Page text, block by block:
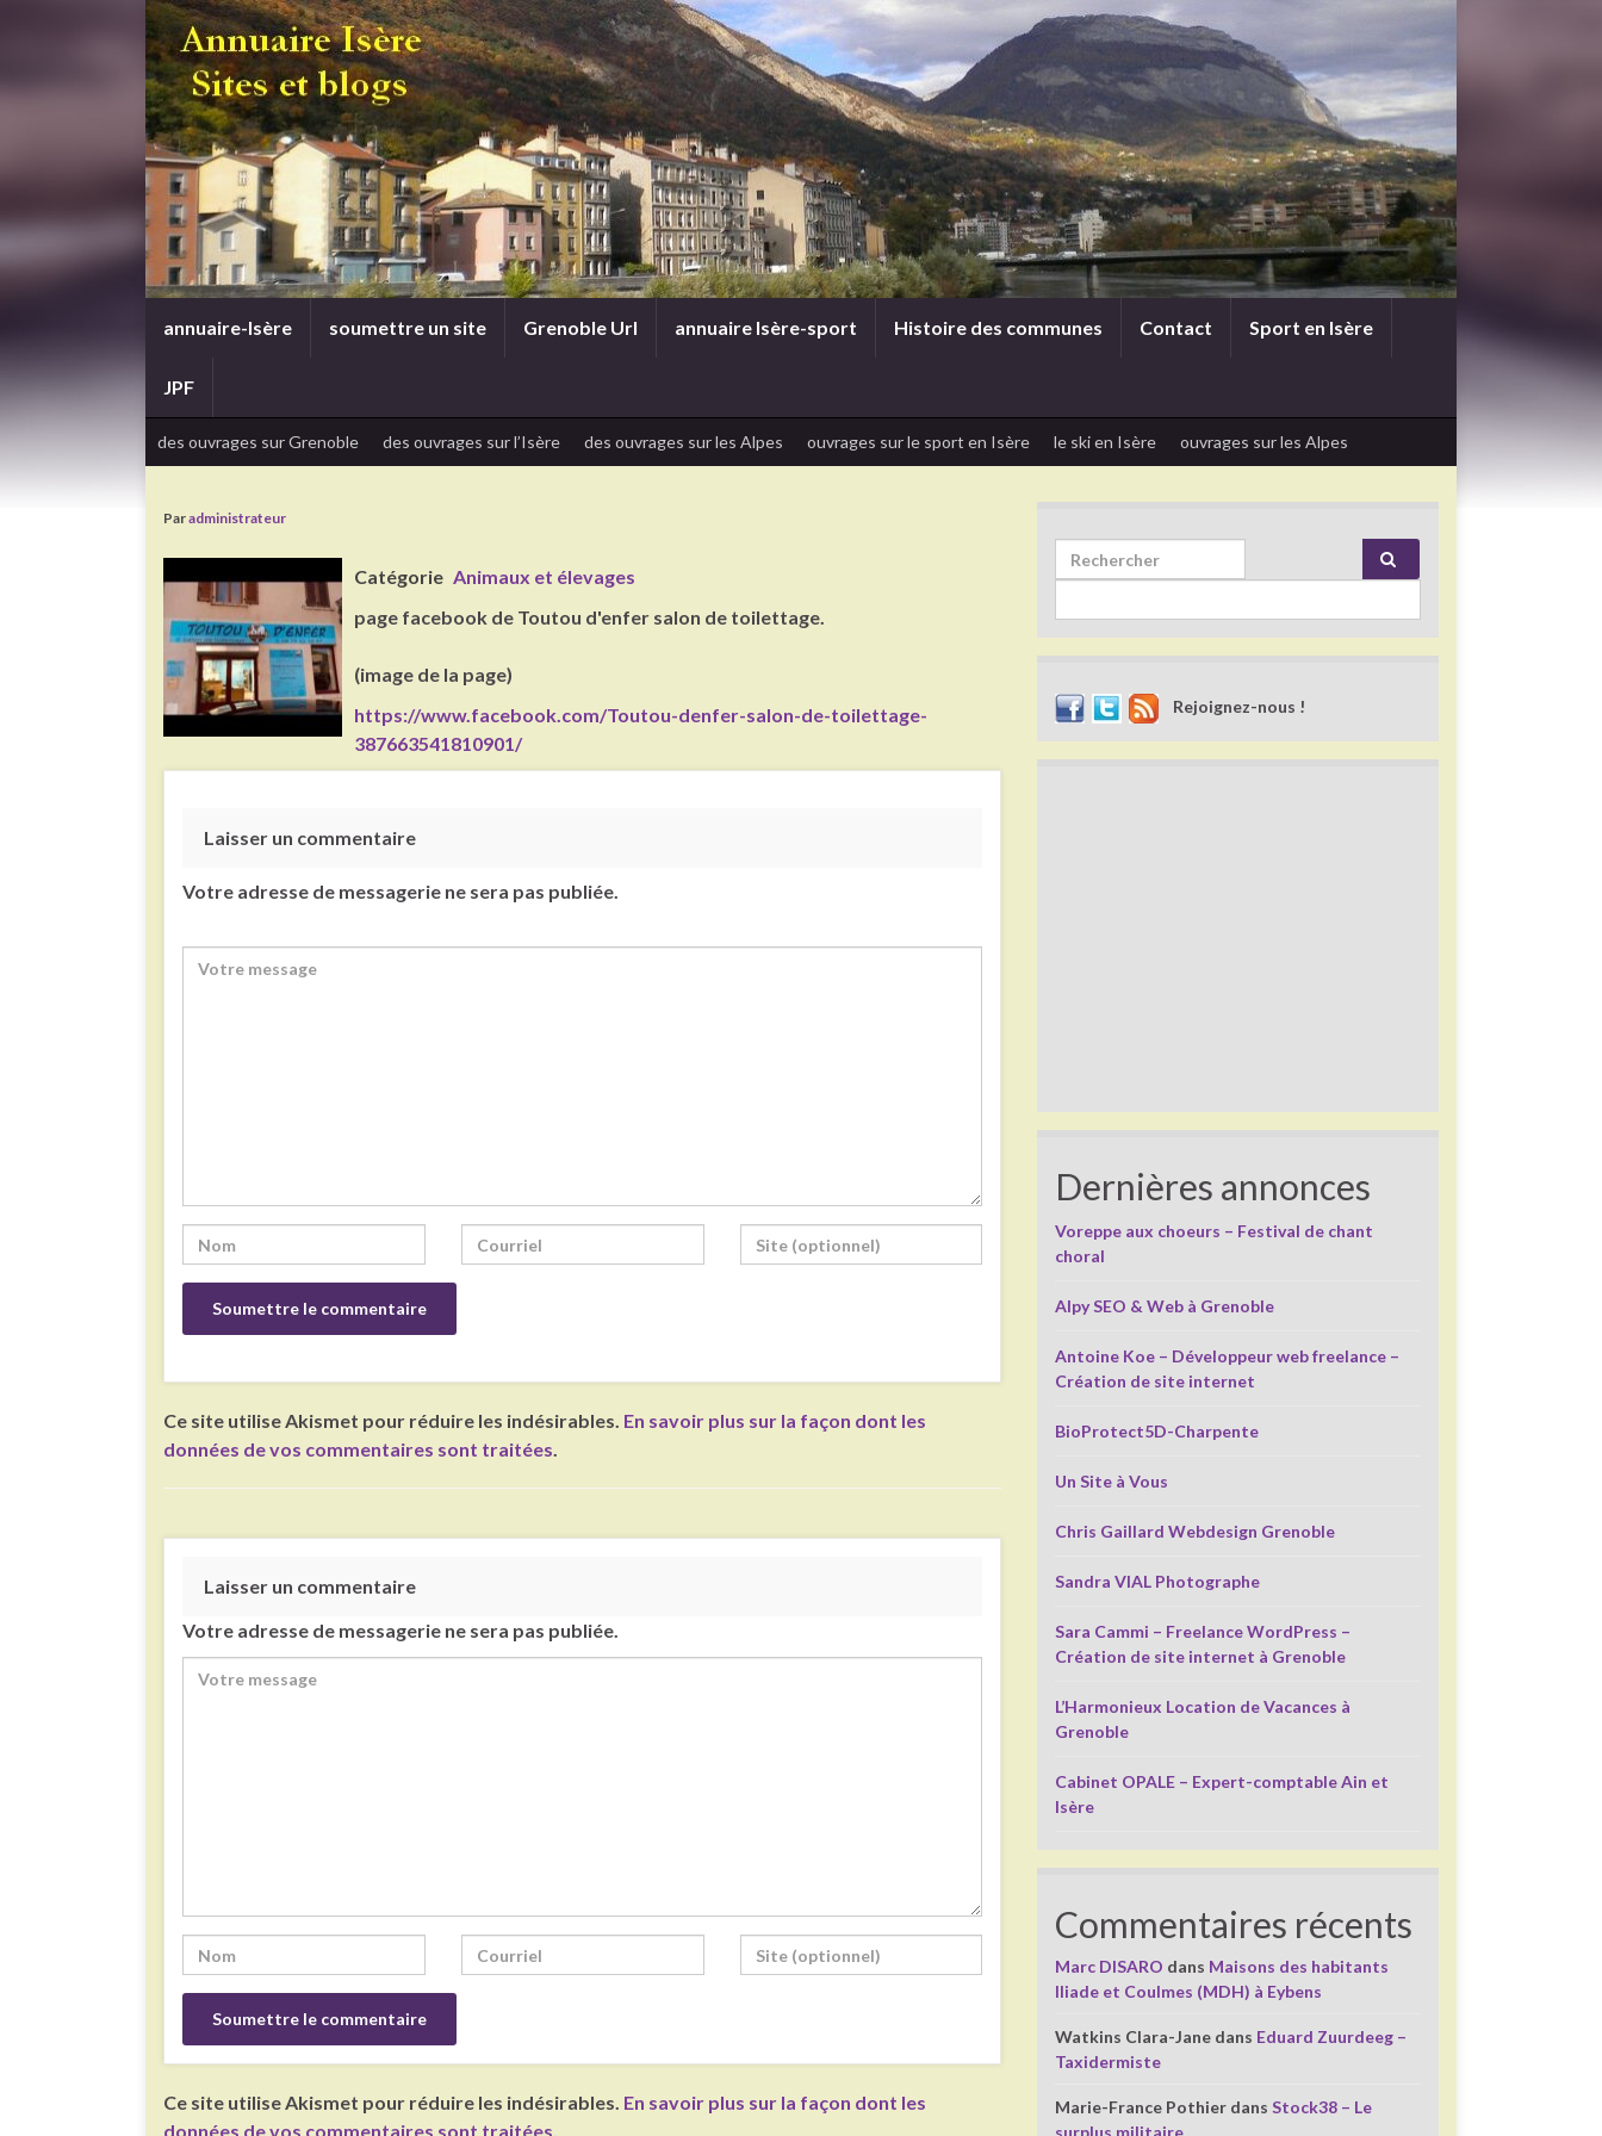
annuaire-Isère soumettre un site Grenoble Url annuaire Isère-sport Histoire des communes Contact Sport en Isère
JPF
des ouvrages sur Grenoble des ouvrages sur l’Isère des ouvrages sur les Alpes ouvrages sur le sport en Isère le ski en Isère ouvrages sur les Alpes
Paradministrateur
Catégorie Animaux et élevages
page facebook de Toutou d'enfer salon de toilettage.
(image de la page)
https://www.facebook.com/Toutou-denfer-salon-de-toilettage-
387663541810901/
Laisser un commentaire
Votre adresse de messagerie ne sera pas publiée.
Ce site utilise Akismet pour réduire les indésirables. En savoir plus sur la façon dont les
données de vos commentaires sont traitées.
Laisser un commentaire
Votre adresse de messagerie ne sera pas publiée.
Ce site utilise Akismet pour réduire les indésirables. En savoir plus sur la façon dont les
données de vos commentaires sont traitées.
Search for:
Rejoignez-nous !
Dernières annonces
Voreppe aux choeurs – Festival de chant
choral
Alpy SEO & Web à Grenoble
Antoine Koe – Développeur web freelance –
Création de site internet
BioProtect5D-Charpente
Un Site à Vous
Chris Gaillard Webdesign Grenoble
Sandra VIAL Photographe
Sara Cammi – Freelance WordPress –
Création de site internet à Grenoble
L’Harmonieux Location de Vacances à
Grenoble
Cabinet OPALE – Expert-comptable Ain et
Isère
Commentaires récents
Marc DISARO dans Maisons des habitants
Iliade et Coulmes (MDH) à Eybens
Watkins Clara-Jane dans Eduard Zuurdeeg –
Taxidermiste
Marie-France Pothier dansStock38 – Le
surplus militaire